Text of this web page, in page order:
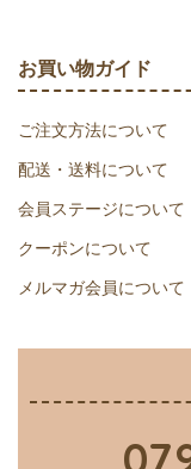
お買い物ガイド
ご注文方法について
配送・送料について
会員ステージについて
クーポンについて
メルマガ会員について